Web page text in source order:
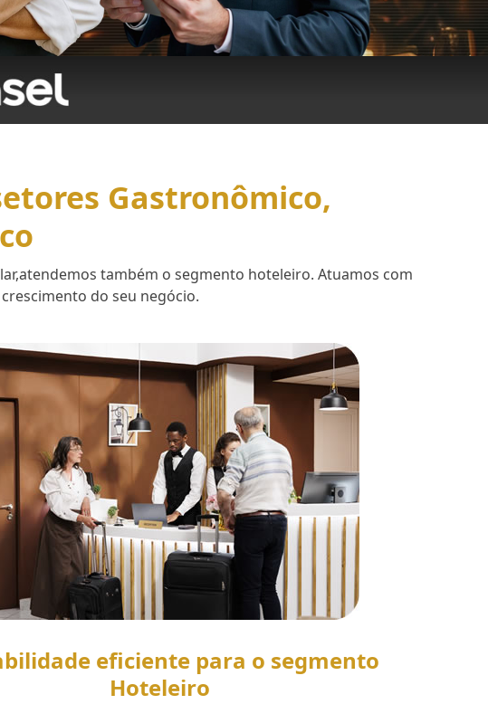
Gastronômico,
também o segmento hoteleiro. Atuamos com
do seu negócio.
eficiente para o segmento
Hoteleiro